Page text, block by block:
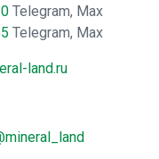
Telegram, Max
Telegram, Max
land.ru